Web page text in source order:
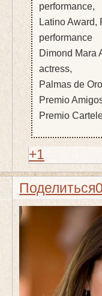
performance,
Latino Award,
performance
Dimond Mara
actress,
Palmas de
Premio
Premio
+1
Поделиться